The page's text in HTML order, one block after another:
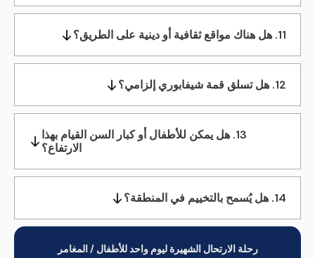
11. هل هناك مواقع ثقافية أو دينية على الطريق؟
12. هل تسلق قمة شيفابوري إلزامي؟
13. هل يمكن للأطفال أو كبار السن القيام بهذا
الارتفاع؟
14. هل يُسمح بالتخييم في المنطقة؟
رحلة الارتحال الشهيرة ليوم واحد للأطفال / المغامر